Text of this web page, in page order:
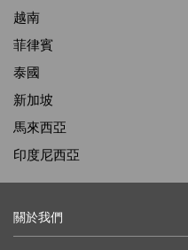
越南
菲律賓
泰國
新加坡
馬來西亞
印度尼西亞
關於我們